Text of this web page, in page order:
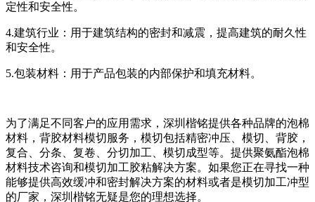
定性和安全性。
4.建筑行业：用于建筑结构的密封和减震，提高建筑的耐久性
和安全性。
5.包装材料：用于产品包装的内部保护和填充材料。
为了满足不同客户的应用需求，深圳楷铭提供各种品牌的泡棉
材料，背胶材料模切服务，模切包括精密冲压、模切、背胶，
复合、分条、复卷、分切加工、模切成型等。提供聚氨酯泡棉
材料技术咨询和模切加工胶粘解决方案。如果您正在寻找一种
能够提供高效缓冲和密封解决方案的材料或者是模切加工冲型
的厂家，深圳楷铭无疑是您的理想选择。